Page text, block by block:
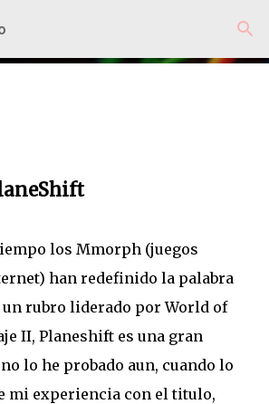
contenido principal
los Mmorph (juegos
han redefinido la palabra
un rubro liderado por World of
II, Planeshift es una gran
lo he probado aun, cuando lo
mi experiencia con el titulo,